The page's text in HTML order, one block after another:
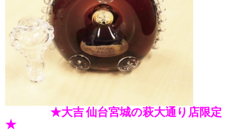
★大吉 仙台宮城の萩大通り店限定
★